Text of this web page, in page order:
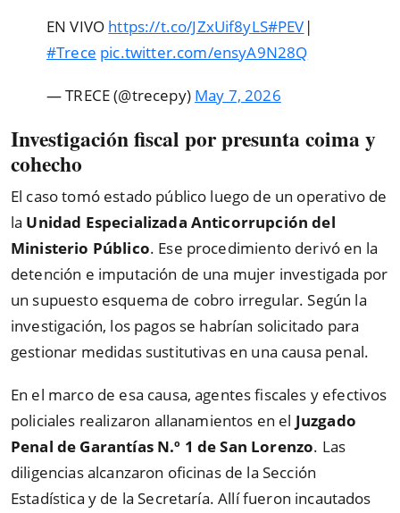
EN VIVO https://t.co/JZxUif8yLS#PEV |
#Trece pic.twitter.com/ensyA9N28Q
— TRECE (@trecepy) May 7, 2026
Investigación fiscal por presunta coima y
cohecho
El caso tomó estado público luego de un operativo de
la Unidad Especializada Anticorrupción del
Ministerio Público. Ese procedimiento derivó en la
detención e imputación de una mujer investigada por
un supuesto esquema de cobro irregular. Según la
investigación, los pagos se habrían solicitado para
gestionar medidas sustitutivas en una causa penal.
En el marco de esa causa, agentes fiscales y efectivos
policiales realizaron allanamientos en el Juzgado
Penal de Garantías N.º 1 de San Lorenzo. Las
diligencias alcanzaron oficinas de la Sección
Estadística y de la Secretaría. Allí fueron incautados